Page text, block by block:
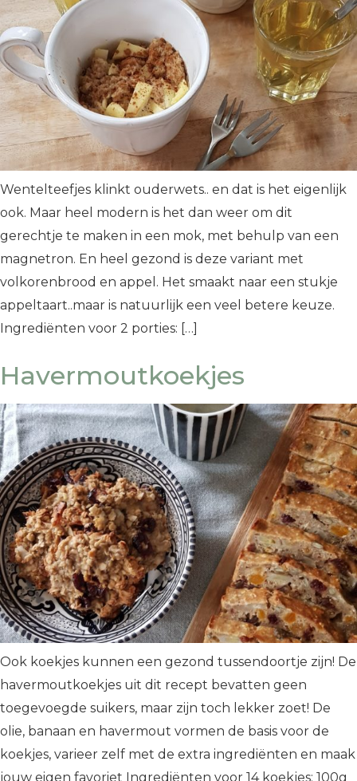
Wentelteefjes klinkt ouderwets.. en dat is het eigenlijk
ook. Maar heel modern is het dan weer om dit
gerechtje te maken in een mok, met behulp van een
magnetron. En heel gezond is deze variant met
volkorenbrood en appel. Het smaakt naar een stukje
appeltaart..maar is natuurlijk een veel betere keuze.
Ingrediënten voor 2 porties: […]
Havermoutkoekjes
Ook koekjes kunnen een gezond tussendoortje zijn! De
havermoutkoekjes uit dit recept bevatten geen
toegevoegde suikers, maar zijn toch lekker zoet! De
olie, banaan en havermout vormen de basis voor de
koekjes, varieer zelf met de extra ingrediënten en maak
jouw eigen favoriet Ingrediënten voor 14 koekjes: 100g